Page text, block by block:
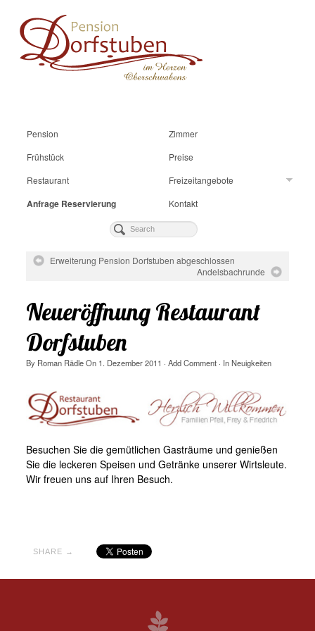
Pension
Zimmer
Frühstück
Preise
Restaurant
Freizeitangebote
Anfrage Reservierung Kontakt
Erweiterung Pension Dorfstuben abgeschlossen
Andelsbachrunde
Neueröffnung Restaurant
Dorfstuben
By Roman RädleOn 1. Dezember 2011 · Add Comment· InNeuigkeiten
Besuchen Sie die gemütlichen Gasträume und genießen
Sie die leckeren Speisen und Getränke unserer Wirtsleute.
Wir freuen uns auf Ihren Besuch.
SHARE →